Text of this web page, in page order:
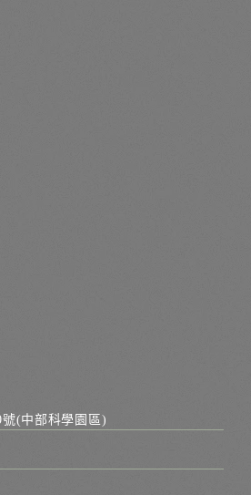
(中部科學園區)